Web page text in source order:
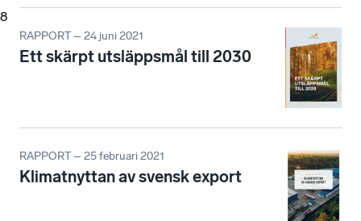
8
RAPPORT – 24 juni 2021
Ett skärpt utsläppsmål till 2030
RAPPORT – 25 februari 2021
Klimatnyttan av svensk export